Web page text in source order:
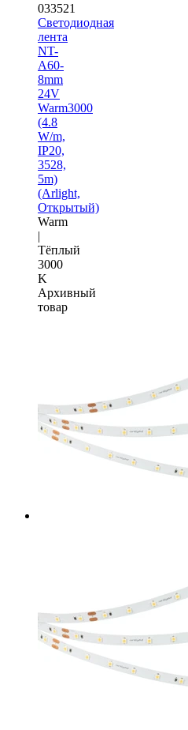
033521
Светодиодная
лента
NT-
A60-
8mm
24V
Warm3000
(4.8
W/m,
IP20,
3528,
5m)
(Arlight,
Открытый)
Warm
|
Тёплый
3000
K
Архивный
товар